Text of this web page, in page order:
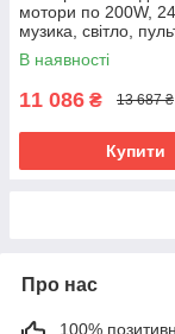
мотори по 200W,
музика, світло,
Bambi M 6070EBLR-
Червоний
В наявності
11 086 ₴ 13 687 ₴
Купити
Про нас
100%